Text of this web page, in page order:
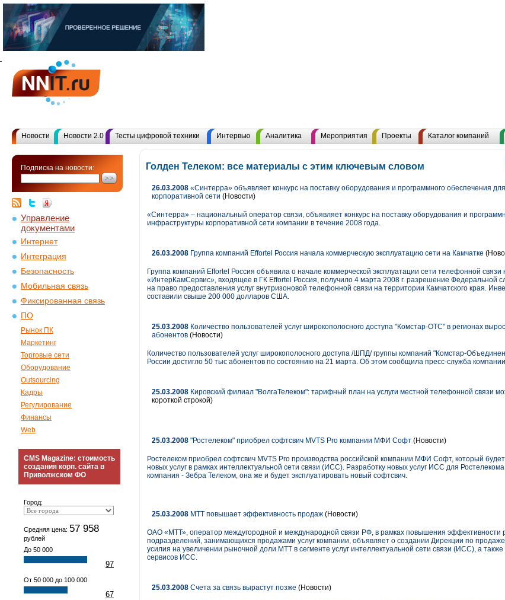
Новости Новости 2.0 Тесты цифровой техники Интервью Аналитика Мероприятия Проекты Каталог компаний
Подписка на новости:
Управление
документами
Интернет
Интеграция
Безопасность
Мобильная связь
Фиксированная связь
ПО
Рынок ПК
Маркетинг
Торговые сети
Оборудование
Outsourcing
Кадры
Регулирование
Финансы
Web
CMS Magazine: стоимость
создания корп. сайта в
Приволжском ФО
Город:
Средняя цена: 57 958
рублей
До 50 000
97
От 50 000 до 100 000
67
Голден Телеком: все материалы с этим ключевым словом
26.03.2008 «Синтерра» объявляет конкурс на поставку оборудования и программного обеспечения
корпоративной сети (Новости)
«Синтерра» – национальный оператор связи, объявляет конкурс на поставку оборудования и
инфраструктуры корпоративной сети компании в течение 2008 года.
26.03.2008 Группа компаний Effortel Россия начала коммерческую эксплуатацию сети на Камчатке
Группа компаний Effortel Россия объявила о начале коммерческой эксплуатации сети телефонной
«ИнтерКамСервис», входящее в ГК Effortel Россия, получило 4 марта 2008 г. разрешение Федеральной
на право предоставления услуг внутризоновой телефонной связи на территории Камчатского края.
составили свыше 200 000 долларов США.
25.03.2008 Количество пользователей услуг широкополосного доступа "Комстар-ОТС" в регионах
абонентов (Новости)
Количество пользователей услуг широкополосного доступа /ШПД/ группы компаний "Комстар-
России достигло 50 тыс абонентов по состоянию на 21 марта. Об этом сообщила пресс-служба
25.03.2008 Кировский филиал "ВолгаТелеком": тарифный план на услуги местной телефонной связи
короткой строкой)
25.03.2008 "Ростелеком" приобрел софтсвич MVTS Pro компании МФИ Софт (Новости)
Ростелеком приобрел софтсвич MVTS Pro производства российской компании МФИ Софт, который
новых услуг в рамках интеллектуальной сети связи (ИСС). Разработку новых услуг ИСС для
компания - Зебра Телеком, она же и будет эксплуатировать новый софтсвич.
25.03.2008 МТТ повышает эффективность продаж (Новости)
ОАО «МТТ», оператор междугородной и международной связи РФ, в рамках повышения эффективности
подразделений, занимающихся продажами услуг компании, объявляет о создании Дирекции по продаже
усилия на увеличении рыночной доли МТТ в сегменте услуг интеллектуальной сети связи (ИСС), а
сервисов ИСС.
25.03.2008 Счета за связь вырастут позже (Новости)